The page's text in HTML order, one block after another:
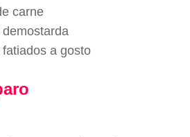
carne
a gosto